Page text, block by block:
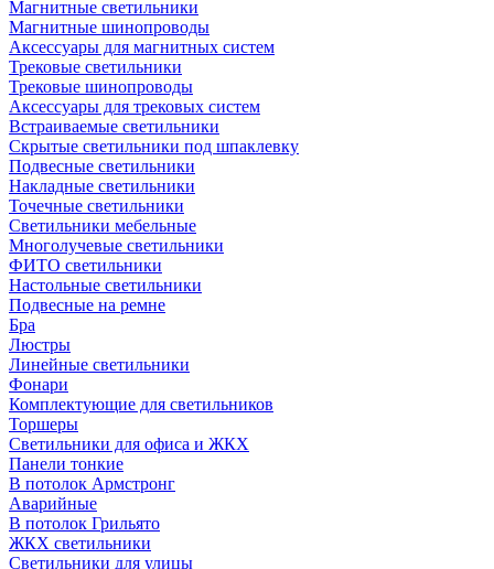
Магнитные светильники
Магнитные шинопроводы
Аксессуары для магнитных систем
Трековые светильники
Трековые шинопроводы
Аксессуары для трековых систем
Встраиваемые светильники
Скрытые светильники под шпаклевку
Подвесные светильники
Накладные светильники
Точечные светильники
Светильники мебельные
Многолучевые светильники
ФИТО светильники
Настольные светильники
Подвесные на ремне
Бра
Люстры
Линейные светильники
Фонари
Комплектующие для светильников
Торшеры
Светильники для офиса и ЖКХ
Панели тонкие
В потолок Армстронг
Аварийные
В потолок Грильято
ЖКХ светильники
Светильники для улицы